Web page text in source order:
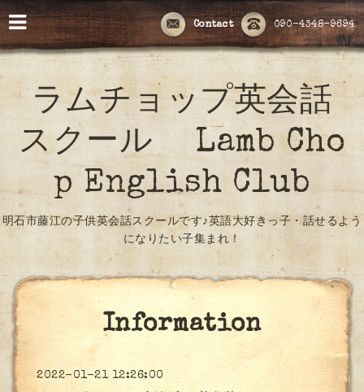
090-4348-9694
Contact
ラムチョップ英会話
スクール Lamb Cho
p English Club
明石市藤江の子供英会話スクールです♪英語大好きっ子・話せるよう
になりたい子集まれ！
Information
2022-01-21 12:26:00